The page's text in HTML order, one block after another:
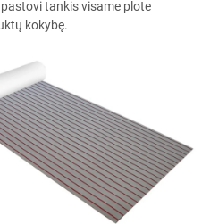
tankis visame plote
kokybę.